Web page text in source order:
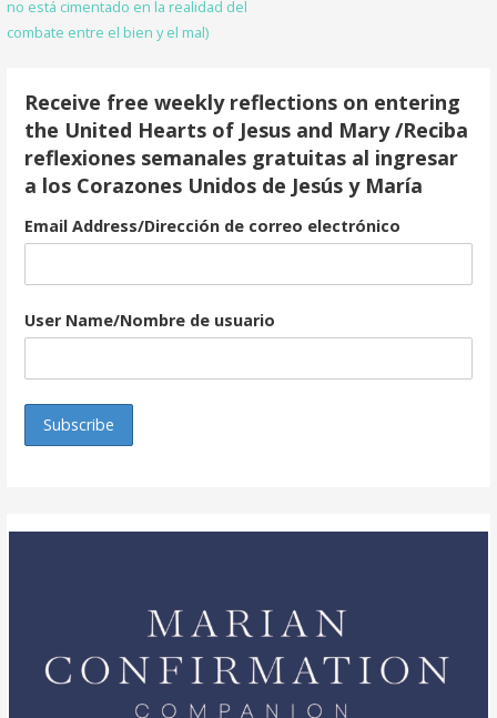
no está cimentado en la realidad del
combate entre el bien y el mal)
Receive free weekly reflections on entering
the United Hearts of Jesus and Mary /Reciba
reflexiones semanales gratuitas al ingresar
a los Corazones Unidos de Jesús y María
Email Address/Dirección de correo electrónico
User Name/Nombre de usuario